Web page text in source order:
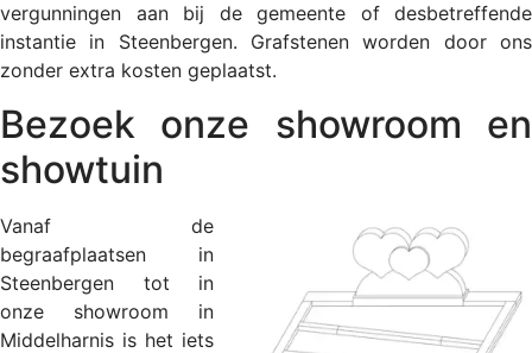
vergunningen aan bij de gemeente of desbetreffende
instantie in Steenbergen. Grafstenen worden door ons
zonder extra kosten geplaatst.
Bezoek onze showroom en
showtuin
Vanaf de
begraafplaatsen in
Steenbergen tot in
onze showroom in
Middelharnis is het iets